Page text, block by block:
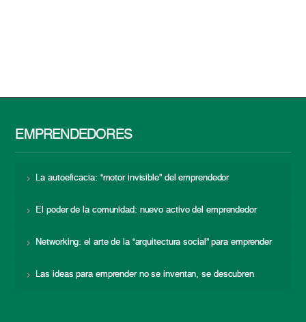
EMPRENDEDORES
La autoeficacia: “motor invisible” del emprendedor
El poder de la comunidad: nuevo activo del emprendedor
Networking: el arte de la “arquitectura social” para emprender
Las ideas para emprender no se inventan, se descubren